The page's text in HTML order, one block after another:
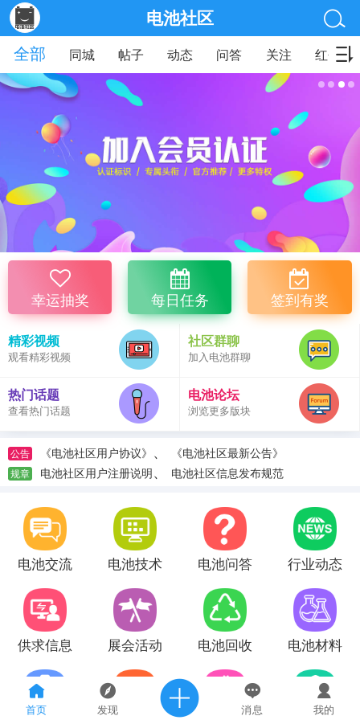
首页 发现 消息 我的
电池社区
全部
同城 帖子 动态 问答 关注 红包
幸运抽奖 每日任务 签到有奖
精彩视频
观看精彩视频
社区群聊
加入电池群聊
热门话题
查看热门话题
电池论坛
浏览更多版块
公告 《电池社区用户协议》 、 《电池社区最新公告》
规章 电池社区用户注册说明、 电池社区信息发布规范
电池交流 电池技术 电池问答 行业动态
供求信息 展会活动 电池回收 电池材料